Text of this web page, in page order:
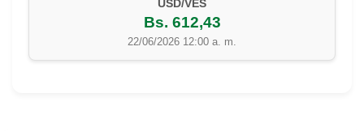
EUR/VES
Bs. 702,42
22/06/2026 12:00 a. m.